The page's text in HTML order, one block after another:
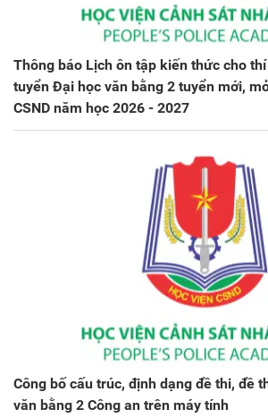
Thông báo Lịch ôn tập kiến thức cho
tuyển Đại học văn bằng 2 tuyển mới,
CSND năm học 2026 - 2027
Công bố cấu trúc, định dạng đề thi, đề
văn bằng 2 Công an trên máy tính